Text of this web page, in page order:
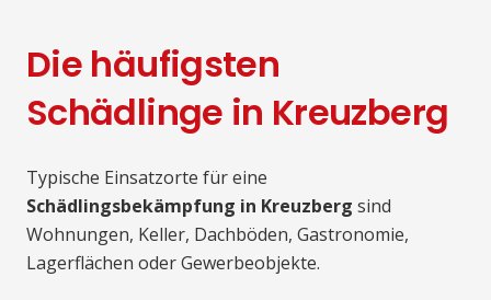
Die häufigsten
Schädlinge in Kreuzberg
Typische Einsatzorte für eine
Schädlingsbekämpfung in Kreuzberg sind
Wohnungen, Keller, Dachböden, Gastronomie,
Lagerflächen oder Gewerbeobjekte.